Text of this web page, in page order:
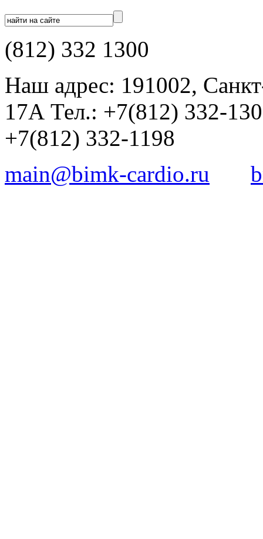
(812) 332 1300
Наш адрес: 191002,
17А Тел.: +7(812) 332-
+7(812) 332-1198
main@bimk-cardio.ru